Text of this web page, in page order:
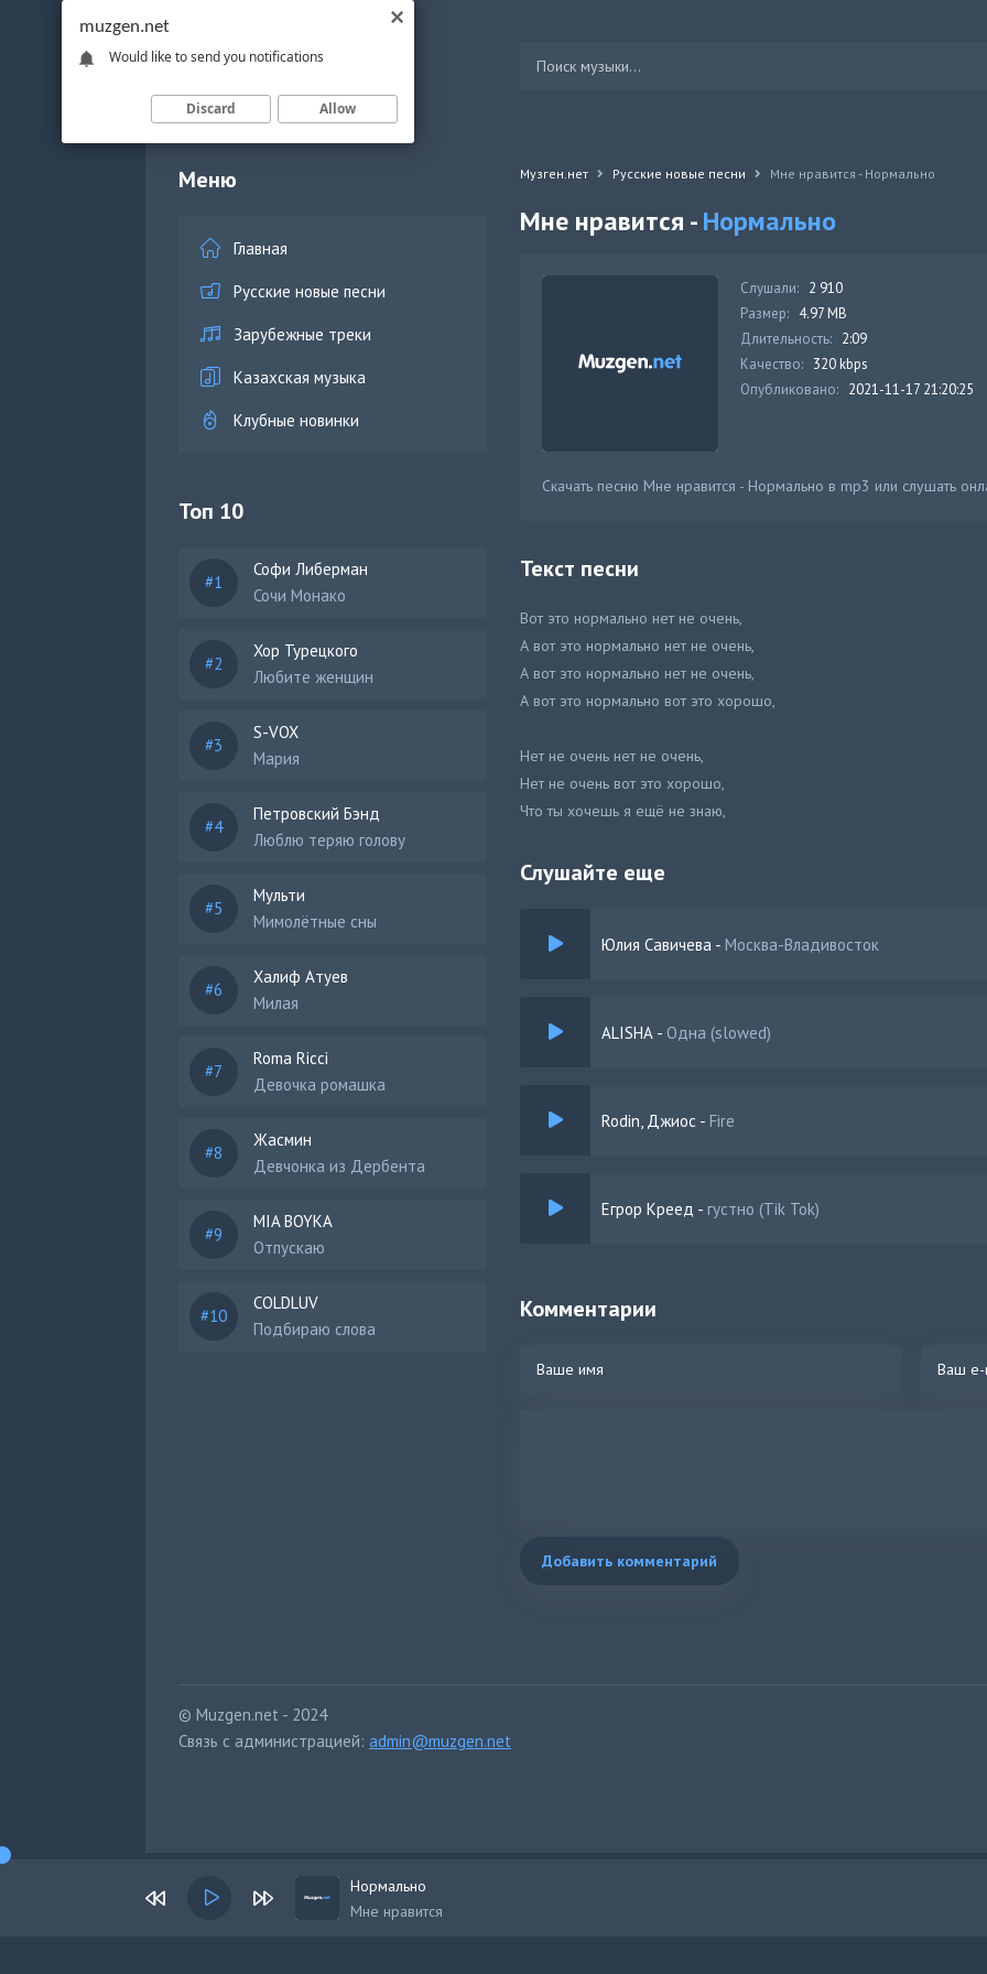
Меню
Главная
Русские новые песни
Зарубежные треки
Казахская музыка
Клубные новинки
Топ 10
Софи Либерман
Сочи Монако
Хор Турецкого
Любите женщин
S-VOX
Мария
Петровский Бэнд
Люблю теряю голову
Мульти
Мимолётные сны
Халиф Атуев
Милая
Roma Ricci
Девочка ромашка
Жасмин
Девчонка из Дербента
MIA BOYKA
Отпускаю
COLDLUV
Подбираю слова
Музген.нет Русские новые песни Мне нравится - Нормально
Мне нравится -Нормально
Слушали: 2 910
Размер: 4.97 MB
Длительность: 2:09
Качество: 320 kbps
Опубликовано: 2021-11-17 21:20:25
Скачать песню Мне нравится - Нормально в mp3 или слушать
Текст песни
Вот это нормально нет не очень,
А вот это нормально нет не очень,
А вот это нормально нет не очень,
А вот это нормально вот это хорошо,
Нет не очень нет не очень,
Нет не очень вот это хорошо,
Что ты хочешь я ещё не знаю,
Слушайте еще
Юлия Савичева - Москва-Владивосток
ALISHA - Одна (slowed)
Rodin, Джиос - Fire
Егрор Креед - густно (Tik Tok)
Комментарии
Добавить комментарий
© Muzgen.net - 2024
Связь с администрацией: admin@muzgen.net
muzgen.net
Would like to send you notifications
Discard Allow
Нормально
Мне нравится